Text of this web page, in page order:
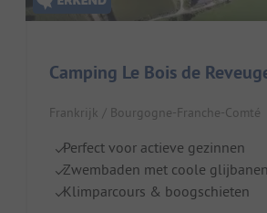
Camping Le Bois de
Frankrijk / Bourgogne-Franche-Comté
Perfect voor actieve gezinnen
Zwembaden met coole glijbanen
Klimparcours & boogschieten